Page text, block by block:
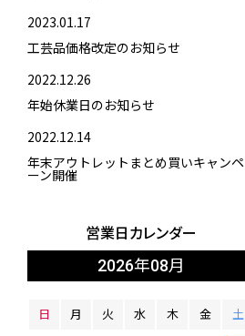
2023.01.17
工芸品価格改定のお知らせ
2022.12.26
年始休業日のお知らせ
2022.12.14
年末アウトレットまとめ買いキャンペ
ーン開催
営業日カレンダー
2026年08月
日 月 火 水 木 金 土